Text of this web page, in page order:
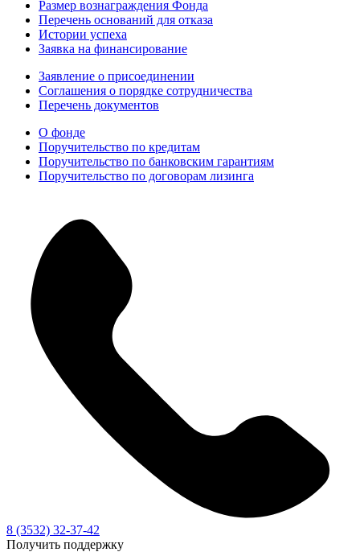
Размер вознаграждения Фонда
Перечень оснований для отказа
Истории успеха
Заявка на финансирование
Заявление о присоединении
Соглашения о порядке сотрудничества
Перечень документов
О фонде
Поручительство по кредитам
Поручительство по банковским гарантиям
Поручительство по договорам лизинга
8 (3532) 32-37-42
Получить поддержку